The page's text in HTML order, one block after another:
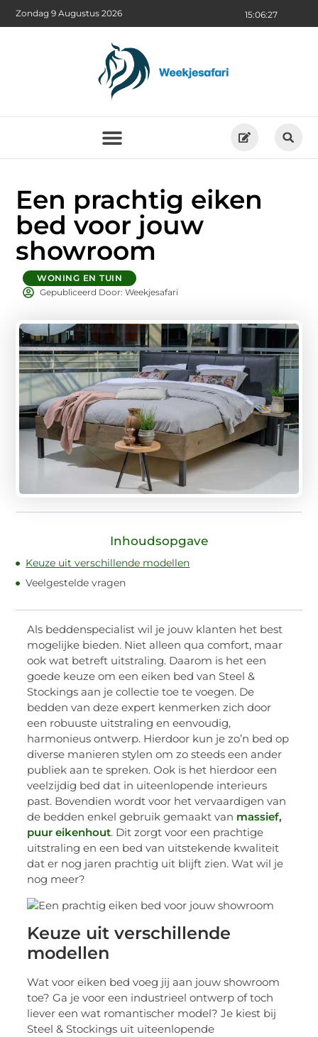
15:06:29
Zondag 9 Augustus 2026
Een prachtig eiken
bed voor jouw
showroom
WONING EN TUIN
Gepubliceerd Door: Weekjesafari
Inhoudsopgave
Keuze uit verschillende modellen
Veelgestelde vragen
Als beddenspecialist wil je jouw klanten het best
mogelijke bieden. Niet alleen qua comfort, maar
ook wat betreft uitstraling. Daarom is het een
goede keuze om een eiken bed van Steel &
Stockings aan je collectie toe te voegen. De
bedden van deze expert kenmerken zich door
een robuuste uitstraling en eenvoudig,
harmonieus ontwerp. Hierdoor kun je zo’n bed op
diverse manieren stylen om zo steeds een ander
publiek aan te spreken. Ook is het hierdoor een
veelzijdig bed dat in uiteenlopende interieurs
past. Bovendien wordt voor het vervaardigen van
de bedden enkel gebruik gemaakt van massief,
puur eikenhout. Dit zorgt voor een prachtige
uitstraling en een bed van uitstekende kwaliteit
dat er nog jaren prachtig uit blijft zien. Wat wil je
nog meer?
Keuze uit verschillende
modellen
Wat voor eiken bed voeg jij aan jouw showroom
toe? Ga je voor een industrieel ontwerp of toch
liever een wat romantischer model? Je kiest bij
Steel & Stockings uit uiteenlopende